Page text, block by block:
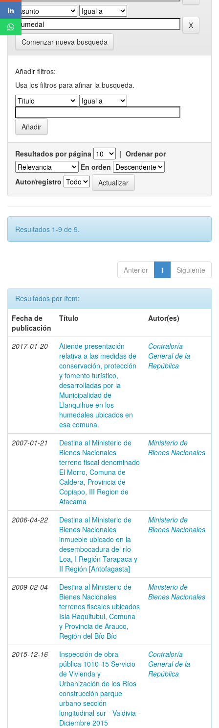
Comenzar nueva busqueda
Añadir filtros:
Usa los filtros para afinar la busqueda.
Resultados por página | Ordenar por
En orden
Autor/registro
Resultados 1-9 de 9.
Anterior 1 Siguiente
Resultados por ítem:
Fecha de
publicación
Título Autor(es)
2017-01-20
Atiende presentación
relativa a las medidas de
conservación, protección
y fomento turístico,
desarrolladas por la
Municipalidad de
Llanquihue en los
humedales ubicados en
esa comuna.
Contraloría
General de la
República
2007-01-21
Destina al Ministerio de
Bienes Nacionales
terreno fiscal denominado
El Morro, Comuna de
Caldera, Provincia de
Copiapo, III Region de
Atacama
Ministerio de
Bienes Nacionales
2006-04-22
Destina al Ministerio de
Bienes Nacionales
inmueble ubicado en la
desembocadura del río
Loa, I Región Tarapaca y
II Región [Antofagasta]
Ministerio de
Bienes Nacionales
2009-02-04
Destina al Ministerio de
Bienes Nacionales
terrenos fiscales ubicados
Isla Raquitubul, Comuna
y Provincia de Arauco,
Región del Bío Bío
Ministerio de
Bienes Nacionales
2015-12-16
Inspección de obra
pública 1010-15 Servicio
de Vivienda y
Urbanización de los Ríos
construcción parque
urbano sección
longitudinal sur - Valdivia -
Diciembre 2015
Contraloría
General de la
República